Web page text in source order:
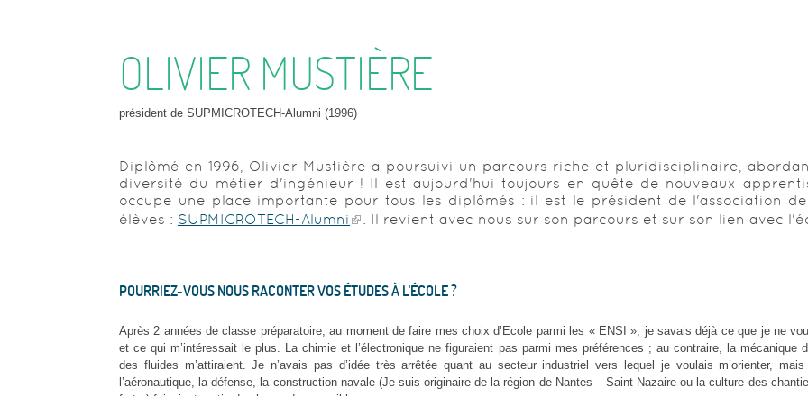
OLIVIER MUSTIÈRE
président de SUPMICROTECH-Alumni (1996)
Diplômé en 1996, Olivier Mustière a poursuivi un parcours riche et pluridisciplinaire,
diversité du métier d'ingénieur ! Il est aujourd'hui toujours en quête de nouveaux
occupe une place importante pour tous les diplômés : il est le président de l'association
élèves : SUPMICROTECH-Alumni . Il revient avec nous sur son parcours et sur son lien avec
POURRIEZ-VOUS NOUS RACONTER VOS ÉTUDES À L'ÉCOLE ?
Après 2 années de classe préparatoire, au moment de faire mes choix d’Ecole parmi les « ENSI », je savais déjà ce que je ne
et ce qui m’intéressait le plus. La chimie et l’électronique ne figuraient pas parmi mes préférences ; au contraire, la mécanique
des fluides m’attiraient. Je n’avais pas d’idée très arrêtée quant au secteur industriel vers lequel je voulais m’orienter, mais
l’aéronautique, la défense, la construction navale (Je suis originaire de la région de Nantes – Saint Nazaire ou la culture des